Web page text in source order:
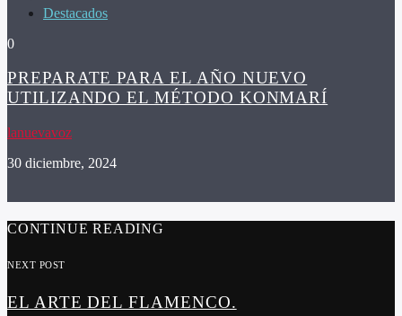
Destacados
0
PREPARATE PARA EL AÑO NUEVO
UTILIZANDO EL MÉTODO KONMARÍ
lanuevavoz
30 diciembre, 2024
CONTINUE READING
NEXT POST
EL ARTE DEL FLAMENCO.